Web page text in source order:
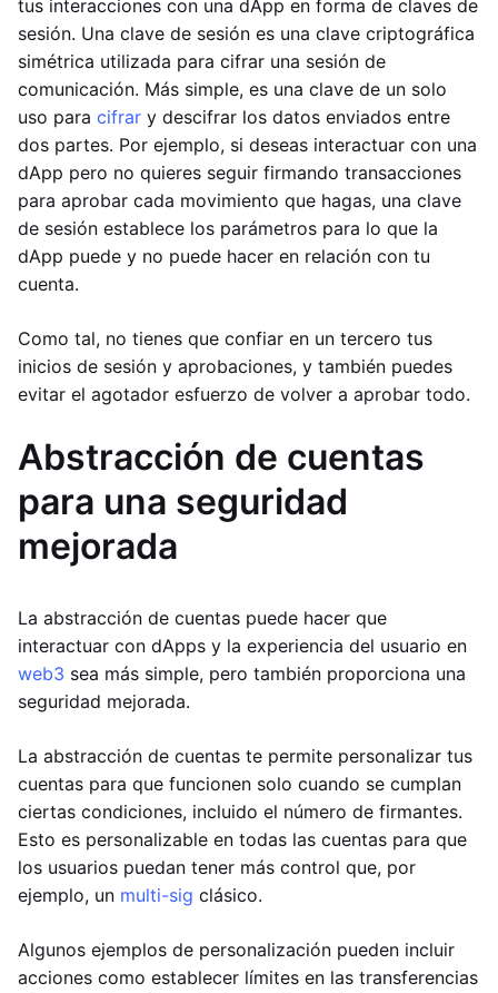
tus interacciones con una dApp en forma de claves de
sesión. Una clave de sesión es una clave criptográfica
simétrica utilizada para cifrar una sesión de
comunicación. Más simple, es una clave de un solo
uso para cifrar y descifrar los datos enviados entre
dos partes. Por ejemplo, si deseas interactuar con una
dApp pero no quieres seguir firmando transacciones
para aprobar cada movimiento que hagas, una clave
de sesión establece los parámetros para lo que la
dApp puede y no puede hacer en relación con tu
cuenta.
Como tal, no tienes que confiar en un tercero tus
inicios de sesión y aprobaciones, y también puedes
evitar el agotador esfuerzo de volver a aprobar todo.
Abstracción de cuentas
para una seguridad
mejorada
La abstracción de cuentas puede hacer que
interactuar con dApps y la experiencia del usuario en
web3 sea más simple, pero también proporciona una
seguridad mejorada.
La abstracción de cuentas te permite personalizar tus
cuentas para que funcionen solo cuando se cumplan
ciertas condiciones, incluido el número de firmantes.
Esto es personalizable en todas las cuentas para que
los usuarios puedan tener más control que, por
ejemplo, un multi-sig clásico.
Algunos ejemplos de personalización pueden incluir
acciones como establecer límites en las transferencias